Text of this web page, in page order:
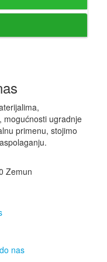
mogućnosti ugradnje
primenu, stojimo
Zemun
nas